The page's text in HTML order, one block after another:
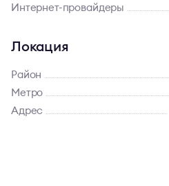
Интернет-провайдеры
Локация
Район
Метро
Адрес